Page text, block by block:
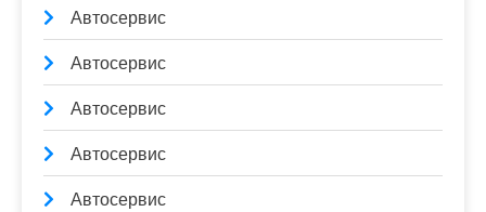
Автосервис
Автосервис
Автосервис
Автосервис
Автосервис